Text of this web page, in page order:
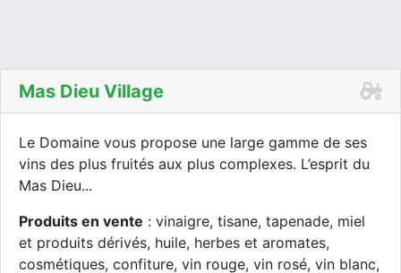
Mas Dieu Village
Le Domaine vous propose une large gamme de ses
vins des plus fruités aux plus complexes. L’esprit du
Mas Dieu...
Produits en vente : vinaigre, tisane, tapenade, miel
et produits dérivés, huile, herbes et aromates,
cosmétiques, confiture, vin rouge, vin rosé, vin blanc,